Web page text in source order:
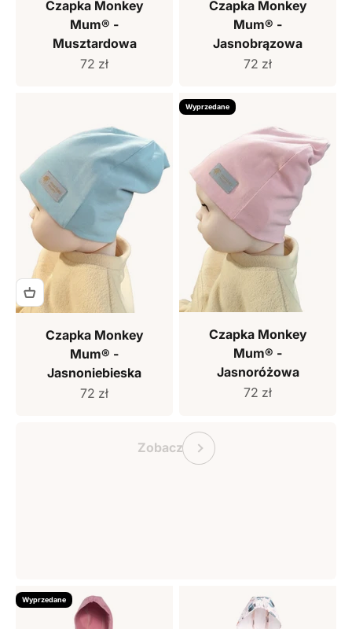
Czapka Monkey
Mum® -
Musztardowa
Cena sprzedaży
72 zł
Czapka Monkey
Mum® -
Jasnobrązowa
Cena sprzedaży
72 zł
Czapka Monkey
Mum® -
Jasnoniebieska
Cena sprzedaży
72 zł
Wyprzedane
Czapka Monkey
Mum® -
Jasnoróżowa
Cena sprzedaży
72 zł
ZobaczPoprzedni
Wyprzedane